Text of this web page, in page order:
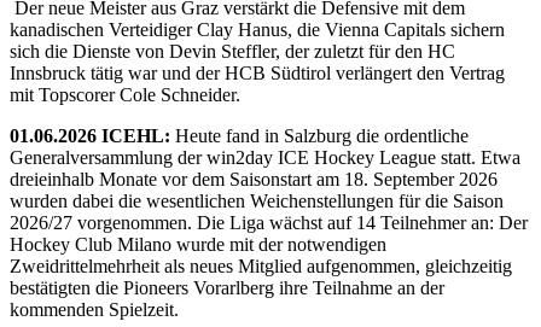
Der neue Meister aus Graz verstärkt die Defensive mit dem
kanadischen Verteidiger Clay Hanus, die Vienna Capitals sichern
sich die Dienste von Devin Steffler, der zuletzt für den HC
Innsbruck tätig war und der HCB Südtirol verlängert den Vertrag
mit Topscorer Cole Schneider.
01.06.2026 ICEHL: Heute fand in Salzburg die ordentliche
Generalversammlung der win2day ICE Hockey League statt. Etwa
dreieinhalb Monate vor dem Saisonstart am 18. September 2026
wurden dabei die wesentlichen Weichenstellungen für die Saison
2026/27 vorgenommen. Die Liga wächst auf 14 Teilnehmer an: Der
Hockey Club Milano wurde mit der notwendigen
Zweidrittelmehrheit als neues Mitglied aufgenommen, gleichzeitig
bestätigten die Pioneers Vorarlberg ihre Teilnahme an der
kommenden Spielzeit.